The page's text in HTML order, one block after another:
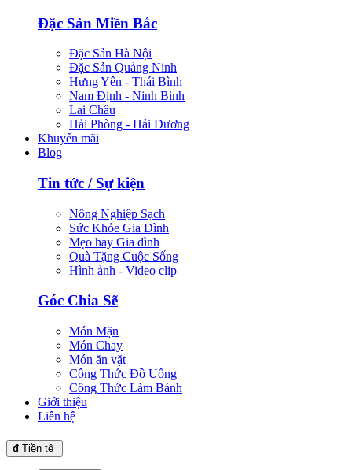
Đặc Sản Miền Bắc
Đặc Sản Hà Nội
Đặc Sản Quảng Ninh
Hưng Yên - Thái Bình
Nam Định - Ninh Bình
Lai Châu
Hải Phòng - Hải Dương
Khuyến mãi
Blog
Tin tức / Sự kiện
Nông Nghiệp Sạch
Sức Khỏe Gia Đình
Mẹo hay Gia đình
Quà Tặng Cuộc Sống
Hình ảnh - Video clip
Góc Chia Sẽ
Món Mặn
Món Chay
Món ăn vặt
Công Thức Đồ Uống
Công Thức Làm Bánh
Giới thiệu
Liên hệ
đ Tiền tệ